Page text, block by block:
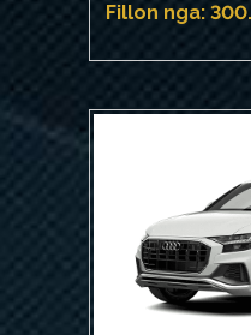
Fillon nga: